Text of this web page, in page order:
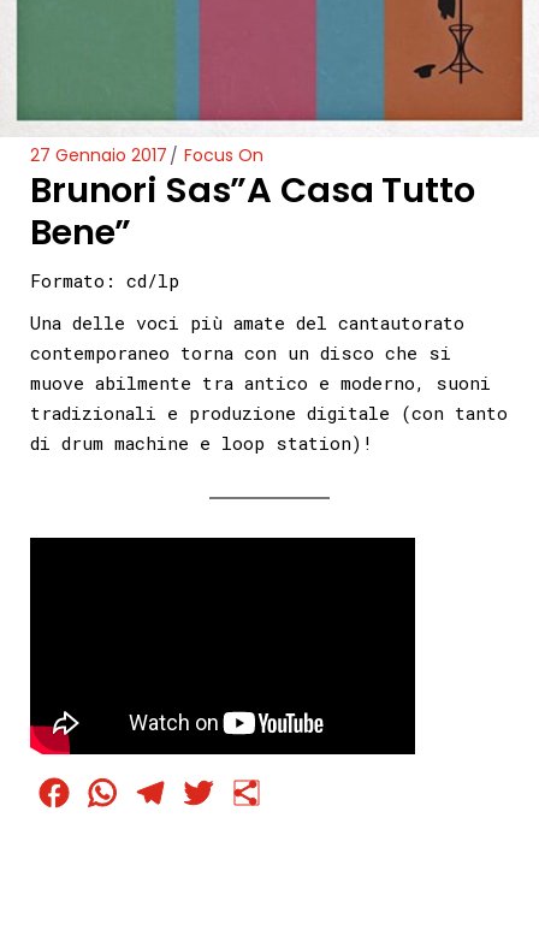
27 Gennaio 2017 Focus On
Brunori Sas”A Casa Tutto
Bene”
Formato: cd/lp
Una delle voci più amate del cantautorato
contemporaneo torna con un disco che si
muove abilmente tra antico e moderno, suoni
tradizionali e produzione digitale (con tanto
di drum machine e loop station)!
Facebook
WhatsApp
Telegram
Twitter